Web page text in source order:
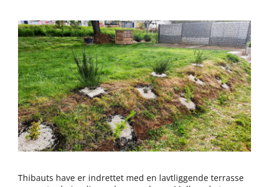
Thibauts have er indrettet med en lavtliggende terrasse